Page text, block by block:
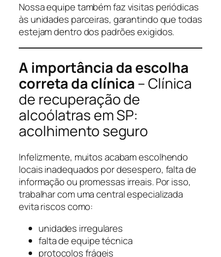
Nossa equipe também faz visitas periódicas
às unidades parceiras, garantindo que todas
estejam dentro dos padrões exigidos.
A importância da escolha
correta da clínica – Clínica
de recuperação de
alcoólatras em SP:
acolhimento seguro
Infelizmente, muitos acabam escolhendo
locais inadequados por desespero, falta de
informação ou promessas irreais. Por isso,
trabalhar com uma central especializada
evita riscos como:
unidades irregulares
falta de equipe técnica
protocolos frágeis